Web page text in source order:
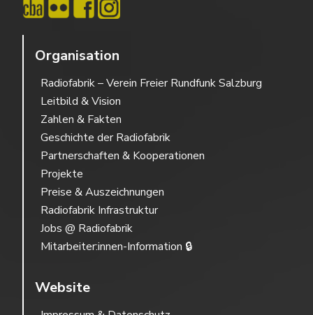
Organisation
Radiofabrik – Verein Freier Rundfunk Salzburg
Leitbild & Vision
Zahlen & Fakten
Geschichte der Radiofabrik
Partnerschaften & Kooperationen
Projekte
Preise & Auszeichnungen
Radiofabrik Infrastruktur
Jobs @ Radiofabrik
Mitarbeiter:innen-Information 🔒
Website